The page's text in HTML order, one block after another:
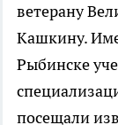
ветерану
Кашкину.
Рыбинске
посещали